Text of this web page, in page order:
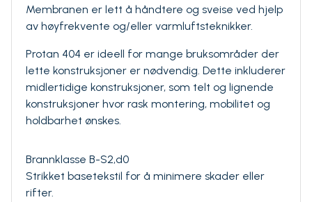
Membranen er lett å håndtere og sveise ved hjelp
av høyfrekvente og/eller varmluftsteknikker.
Protan 404 er ideell for mange bruksområder der
lette konstruksjoner er nødvendig. Dette inkluderer
midlertidige konstruksjoner, som telt og lignende
konstruksjoner hvor rask montering, mobilitet og
holdbarhet ønskes.
Brannklasse B-S2,d0
Strikket basetekstil for å minimere skader eller
rifter.